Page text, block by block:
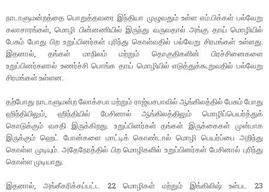
நாடாளுமன்றத்தை பொறுத்தவரை இந்தியா முழுவதும் உள்ள எம்.பிக்கள் பல்வேறு
கலாசாரங்கள், மொழி பின்னணியில் இருந்து வருவதால் அங்கு தாய் மொழியில்
பேசும் போது பிற உறுப்பினர்கள் புரிந்து கொள்வதில் பல்வேறு சிரமங்கள் உள்ளது.
இதனால், தங்கள் மாநிலம் மற்றும் தொகுதிகளின் பிரச்சினைகளை
உறுப்பினர்களால் உணர்ச்சி பொங்க தாய் மொழியில் எடுத்துக்கூறுவதில் பல்வேறு
சிரமங்கள் உள்ளன.
தற்போது நாடாளுமன்ற லோக்சபா மற்றும் ராஜ்யசபாவில் ஆங்கிலத்தில் பேசும் போது
ஹிந்தியிலும், ஹிந்தியில் பேசினால் ஆங்கிலத்திலும் மொழிப்பெயர்த்துக்
கொடுக்கும் வசதி இருக்கிறது. உறுப்பினர்கள் தங்கள் இருக்கைகள் முன்பாக
இருக்கும் ஹெட் போன்களை மாட்டிக் கொண்டால் மொழி பெயர்ப்பை அறிந்து
கொள்ள முடியும். அதேநேரத்தில் பிற மொழிகளில் உறுப்பினர்கள் பேசினால் புரிந்து
கொள்ள முடியாது.
இதனால், அங்கீகரிக்கப்பட்ட 22 மொழிகள் மற்றும் இங்கிலிஷ் உள்பட 23